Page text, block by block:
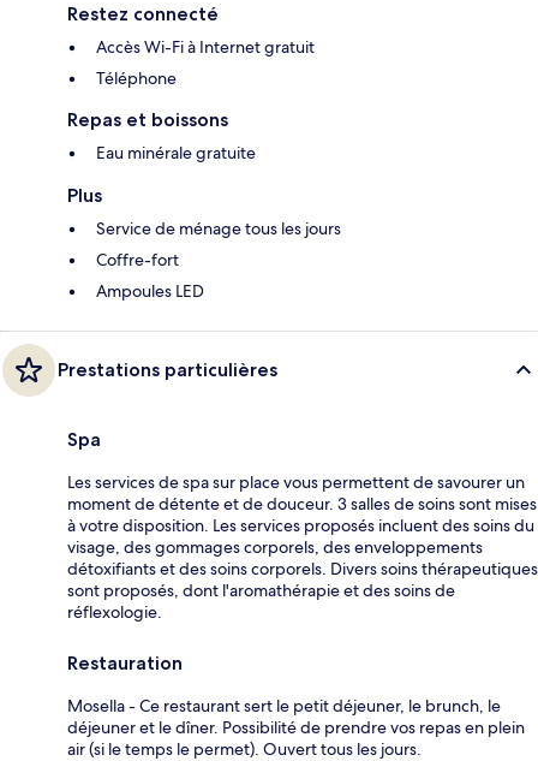
Restez connecté
Accès Wi-Fi à Internet gratuit
Téléphone
Repas et boissons
Eau minérale gratuite
Plus
Service de ménage tous les jours
Coffre-fort
Ampoules LED
Prestations particulières
Spa
Les services de spa sur place vous permettent de savourer un
moment de détente et de douceur. 3 salles de soins sont mises
à votre disposition. Les services proposés incluent des soins du
visage, des gommages corporels, des enveloppements
détoxifiants et des soins corporels. Divers soins thérapeutiques
sont proposés, dont l'aromathérapie et des soins de
réflexologie.
Restauration
Mosella - Ce restaurant sert le petit déjeuner, le brunch, le
déjeuner et le dîner. Possibilité de prendre vos repas en plein
air (si le temps le permet). Ouvert tous les jours.